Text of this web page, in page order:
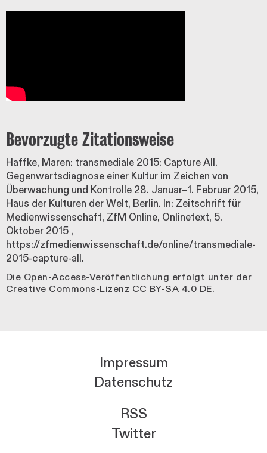
Bevorzugte Zitationsweise
Haffke, Maren: transmediale 2015: Capture All.
Gegenwartsdiagnose einer Kultur im Zeichen von
Überwachung und Kontrolle 28. Januar–1. Februar 2015,
Haus der Kulturen der Welt, Berlin. In: Zeitschrift für
Medienwissenschaft, ZfM Online, Onlinetext, 5.
Oktober 2015 ,
https://zfmedienwissenschaft.de/online/transmediale-
2015-capture-all.
Die Open-Access-Veröffentlichung erfolgt unter der
Creative Commons-Lizenz CC BY-SA 4.0 DE.
Impressum
Datenschutz
RSS
Twitter